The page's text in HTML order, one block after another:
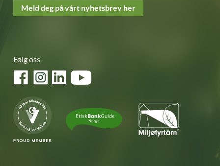
Meld deg på vårt nyhetsbrev her
Følg oss
FacebookInstagramLinkedInYouTube